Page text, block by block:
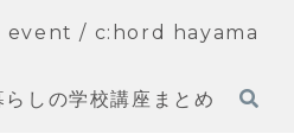
event / c:hord hayama
しの学校講座まとめ